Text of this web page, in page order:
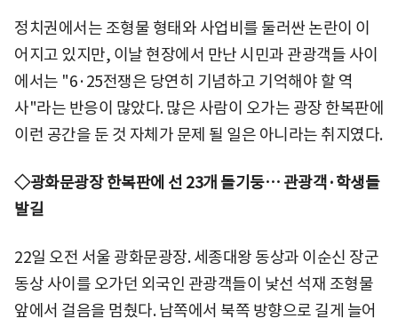
정치권에서는 조형물 형태와 사업비를 둘러싼 논란이 이
어지고 있지만, 이날 현장에서 만난 시민과 관광객들 사이
에서는 "6·25전쟁은 당연히 기념하고 기억해야 할 역
사"라는 반응이 많았다. 많은 사람이 오가는 광장 한복판에
이런 공간을 둔 것 자체가 문제 될 일은 아니라는 취지였다.
◇광화문광장 한복판에 선 23개 돌기둥… 관광객·학생들
발길
22일 오전 서울 광화문광장. 세종대왕 동상과 이순신 장군
동상 사이를 오가던 외국인 관광객들이 낯선 석재 조형물
앞에서 걸음을 멈췄다. 남쪽에서 북쪽 방향으로 길게 늘어